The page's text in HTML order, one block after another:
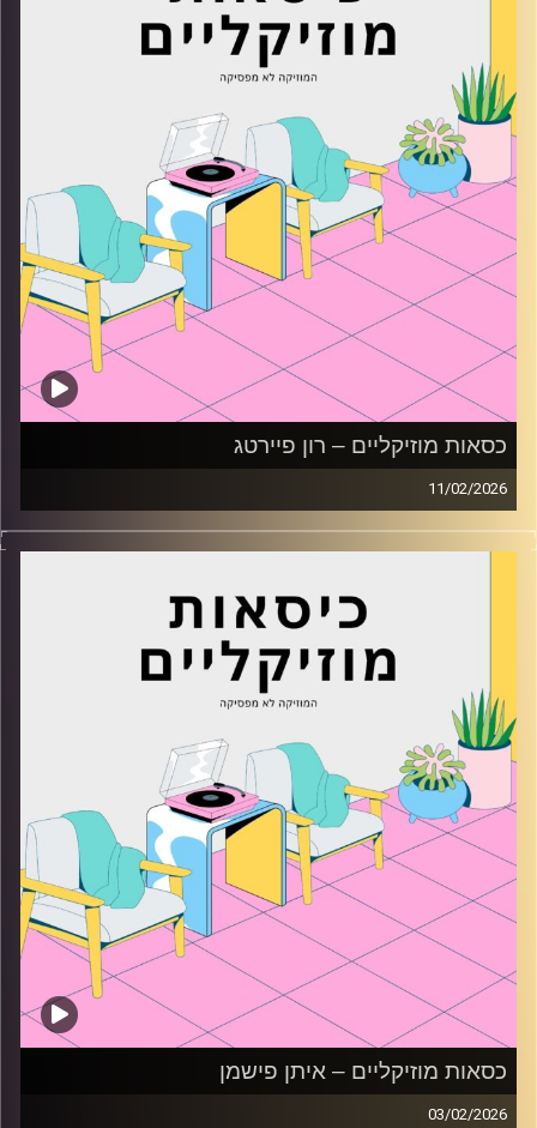
כסאות מוזיקליים – רון פיירטג
11/02/2026
כסאות מוזיקליים עם רון פיירטג
כסאות מוזיקליים – איתן פישמן
03/02/2026